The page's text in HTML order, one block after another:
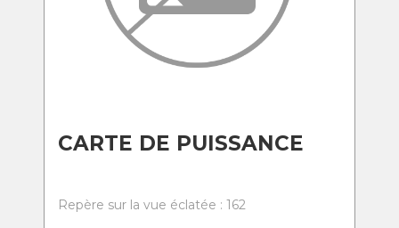
CARTE DE PUISSANCE
Repère sur la vue éclatée : 162